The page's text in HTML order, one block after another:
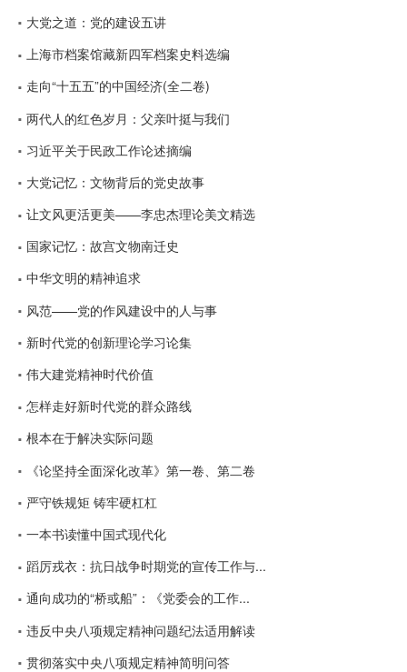
大党之道：党的建设五讲
上海市档案馆藏新四军档案史料选编
走向“十五五”的中国经济(全二卷)
两代人的红色岁月：父亲叶挺与我们
习近平关于民政工作论述摘编
大党记忆：文物背后的党史故事
让文风更活更美——李忠杰理论美文精选
国家记忆：故宫文物南迁史
中华文明的精神追求
风范——党的作风建设中的人与事
新时代党的创新理论学习论集
伟大建党精神时代价值
怎样走好新时代党的群众路线
根本在于解决实际问题
《论坚持全面深化改革》第一卷、第二卷
严守铁规矩 铸牢硬杠杠
一本书读懂中国式现代化
蹈厉戎衣：抗日战争时期党的宣传工作与...
通向成功的“桥或船”：《党委会的工作...
违反中央八项规定精神问题纪法适用解读
贯彻落实中央八项规定精神简明问答